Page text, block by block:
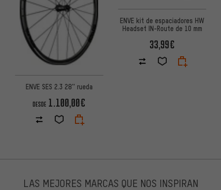
ENVE SES 2.3 28'' rueda
DESDE 1.100,00€
ENVE kit de espaciadores HW
Headset IN-Route de 10 mm
33,99€
LAS MEJORES MARCAS QUE NOS INSPIRAN